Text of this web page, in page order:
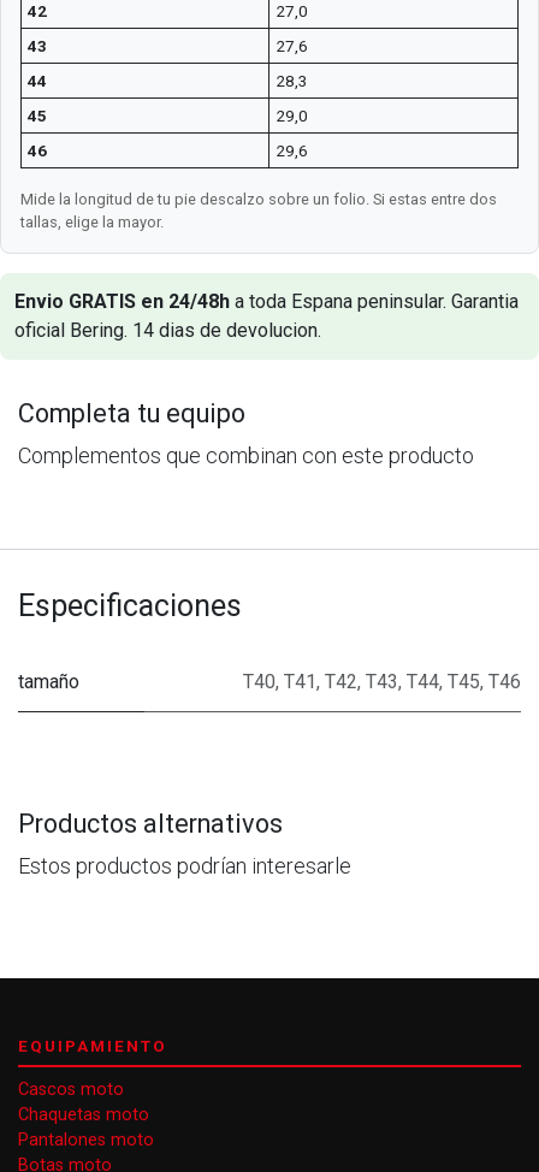
42
27,0
43
27,6
44
28,3
45
29,0
46
29,6
Mide la longitud de tu pie descalzo sobre un folio. Si estas entre dos
tallas, elige la mayor.
Envio GRATIS en 24/48h a toda Espana peninsular. Garantia
oficial Bering. 14 dias de devolucion.
Completa tu equipo
Complementos que combinan con este producto
Especificaciones
tamaño T40, T41, T42, T43, T44, T45, T46
Productos alternativos
Estos productos podrían interesarle
EQUIPAMIENTO
Cascos moto
Chaquetas moto
Pantalones moto
Botas moto